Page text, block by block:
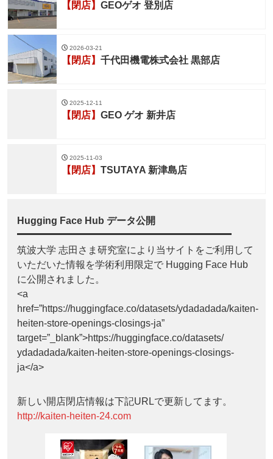
【閉店】 GEOゲオ 登別店
2026-03-21
【閉店】 千代田機電株式会社 黒部店
2025-12-11
【閉店】 GEO ゲオ 新井店
2025-11-03
【閉店】 TSUTAYA 新津島店
Hugging Face Hub データ公開
筑波大学 志田さま研究室により当サイトをご利用して
いただいた情報を学術利用限定で Hugging Face Hub
に公開されました。
<a
href=”https://huggingface.co/datasets/ydadadada/kaiten-
heiten-store-openings-closings-ja”
target=”_blank”>https://huggingface.co/datasets/
ydadadada/kaiten-heiten-store-openings-closings-
ja</a>
新しい開店閉店情報は下記URLで更新してます。
http://kaiten-heiten-24.com